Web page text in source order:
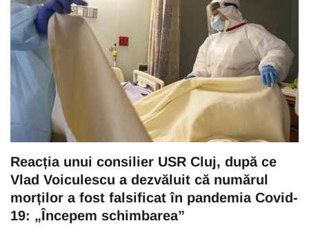
Reacția unui consilier USR Cluj, după ce
Vlad Voiculescu a dezvăluit că numărul
morților a fost falsificat în pandemia Covid-
19: „Începem schimbarea”